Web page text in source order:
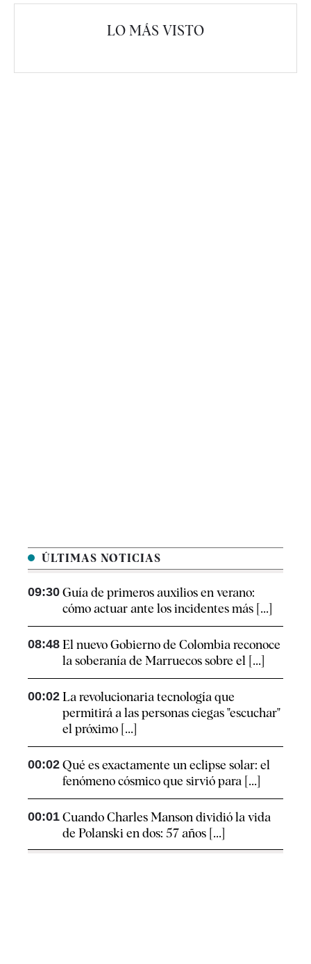
LO MÁS VISTO
ÚLTIMAS NOTICIAS
09:30 Guía de primeros auxilios en verano:
cómo actuar ante los incidentes más [...]
08:48 El nuevo Gobierno de Colombia reconoce
la soberanía de Marruecos sobre el [...]
00:02 La revolucionaria tecnología que
permitirá a las personas ciegas "escuchar"
el próximo [...]
00:02 Qué es exactamente un eclipse solar: el
fenómeno cósmico que sirvió para [...]
00:01 Cuando Charles Manson dividió la vida
de Polanski en dos: 57 años [...]